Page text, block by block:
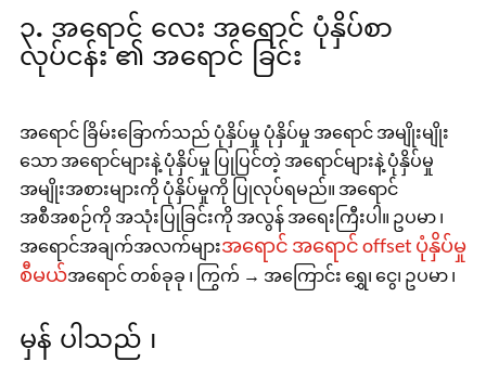
၃. အရောင် လေး အရောင် ပုံနှိပ်စာ
လုပ်ငန်း ၏ အရောင် ခြင်း
အရောင် ခြိမ်းခြောက်သည် ပုံနှိပ်မှု ပုံနှိပ်မှု အရောင် အမျိုးမျိုး
သော အရောင်များနဲ့ ပုံနှိပ်မှု ပြုပြင်တဲ့ အရောင်များနဲ့ ပုံနှိပ်မှု
အမျိုးအစားများကို ပုံနှိပ်မှုကို ပြုလုပ်ရမည်။ အရောင်
အစီအစဉ်ကို အသုံးပြုခြင်းကို အလွန် အရေးကြီးပါ။ ဥပမာ ၊
အရောင်အချက်အလက်များအရောင် အရောင် offset ပုံနှိပ်မှု
စီမယ်အရောင် တစ်ခုခု ၊ ကြွက် → အကြောင်း ရွှေ၊ ငွေ၊ ဥပမာ ၊
မှန် ပါသည် ၊